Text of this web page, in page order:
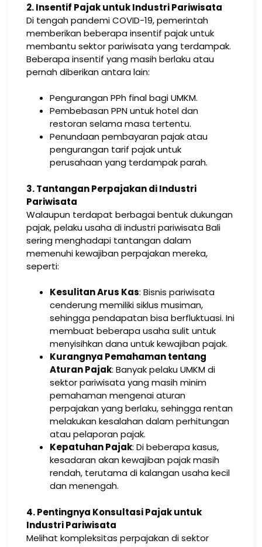
2. Insentif Pajak untuk Industri Pariwisata
Di tengah pandemi COVID-19, pemerintah
memberikan beberapa insentif pajak untuk
membantu sektor pariwisata yang terdampak.
Beberapa insentif yang masih berlaku atau
pernah diberikan antara lain:
Pengurangan PPh final bagi UMKM.
Pembebasan PPN untuk hotel dan
restoran selama masa tertentu.
Penundaan pembayaran pajak atau
pengurangan tarif pajak untuk
perusahaan yang terdampak parah.
3. Tantangan Perpajakan di Industri
Pariwisata
Walaupun terdapat berbagai bentuk dukungan
pajak, pelaku usaha di industri pariwisata Bali
sering menghadapi tantangan dalam
memenuhi kewajiban perpajakan mereka,
seperti:
Kesulitan Arus Kas: Bisnis pariwisata
cenderung memiliki siklus musiman,
sehingga pendapatan bisa berfluktuasi. Ini
membuat beberapa usaha sulit untuk
menyisihkan dana untuk kewajiban pajak.
Kurangnya Pemahaman tentang
Aturan Pajak: Banyak pelaku UMKM di
sektor pariwisata yang masih minim
pemahaman mengenai aturan
perpajakan yang berlaku, sehingga rentan
melakukan kesalahan dalam perhitungan
atau pelaporan pajak.
Kepatuhan Pajak: Di beberapa kasus,
kesadaran akan kewajiban pajak masih
rendah, terutama di kalangan usaha kecil
dan menengah.
4. Pentingnya Konsultasi Pajak untuk
Industri Pariwisata
Melihat kompleksitas perpajakan di sektor